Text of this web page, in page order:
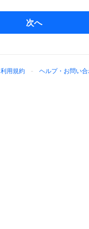
次へ
利用規約
ヘルプ・お問い